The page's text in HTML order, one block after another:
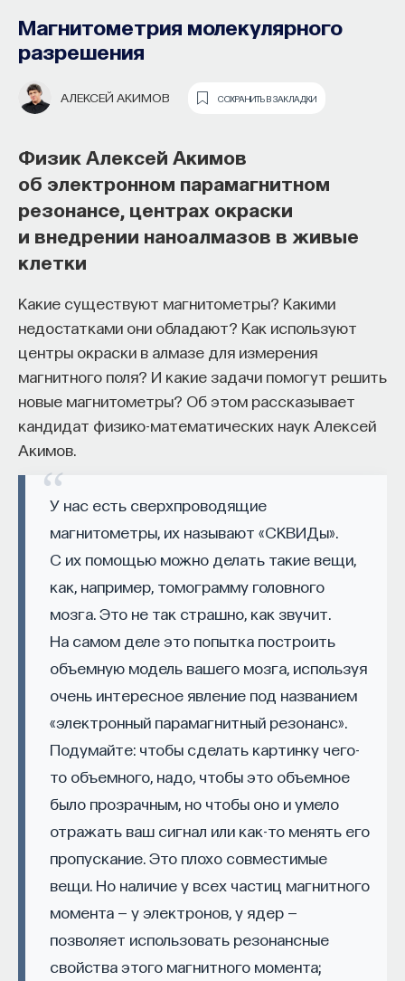
Магнитометрия молекулярного
разрешения
АЛЕКСЕЙ АКИМОВ СОХРАНИТЬ В ЗАКЛАДКИ
Физик Алексей Акимов
об электронном парамагнитном
резонансе, центрах окраски
и внедрении наноалмазов в живые
клетки
Какие существуют магнитометры? Какими
недостатками они обладают? Как используют
центры окраски в алмазе для измерения
магнитного поля? И какие задачи помогут решить
новые магнитометры? Об этом рассказывает
кандидат физико-математических наук Алексей
Акимов.
У нас есть сверхпроводящие
магнитометры, их называют «СКВИДы».
С их помощью можно делать такие вещи,
как, например, томограмму головного
мозга. Это не так страшно, как звучит.
На самом деле это попытка построить
объемную модель вашего мозга, используя
очень интересное явление под названием
«электронный парамагнитный резонанс».
Подумайте: чтобы сделать картинку чего-
то объемного, надо, чтобы это объемное
было прозрачным, но чтобы оно и умело
отражать ваш сигнал или как-то менять его
пропускание. Это плохо совместимые
вещи. Но наличие у всех частиц магнитного
момента — у электронов, у ядер —
позволяет использовать резонансные
свойства этого магнитного момента;
образования и рынок труда —
«Мыслить как учёный» #57
Зачем университету длинный
горизонт планирования и как
ИИ меняет саму организацию
мышления и обучения
В новом эпизоде «Мыслить как ученый»
зачем университет нужен в эпоху ИИ и почему
высшее образование нельзя сводить к быстрой
подготовке под нужды рынка.
Они обсуждают, как университеты выбирают
собственное будущее, почему результаты
образования раскрываются на длинной дистанции,
и что на самом деле должен уметь студент,
выходящий в сложный и быстро меняющийся мир.
А еще — почему ИИ не стоит просто запрещать,
как использовать его для диалога, и зачем
университету учить не только знаниям, но и самой
практике мышления и коммуникации.
Основатель ПостНауки Ивар Максутов запускает
проект Naukka Talents.
Это глобальная экосистема для поиска и найма
STEM-специалистов (Science, Technology,
Engineering, Mathematics) в самые амбициозные
Deep-Tech и Biotech проекты по всему миру. Если
вы занимаетесь биоинформатикой, молекулярной
биологией, ИИ или другими наукоемкими
дисциплинами, проект поможет вам найти место
в командах, меняющих индустрию.
Заполнить анкету кандидата
Посмотреть текущие вакансии
Астрофизик Олег Верходанов о трех
главных космических открытиях
последних 100 лет, изображении
черной дыры и современной
обсерватории
побеседовала
с астрофизиком Олегом
Верходановым о реликтовом излучении,
гравитационных волнах и астрономии
в повседневности.
экспедицию в Западную Африку, где
наблюдал солнечное затмение, чтобы
подтвердить общую теорию
относительности Эйнштейна. Почему это
было здорово и что было сделано?
— Мы не можем рассматривать общую теорию
относительности на очень маленьких масштабах.
Когда Эйнштейн написал свою знаменитую
формулу, которая связывает энергию
с искривлением пространства, первое, что